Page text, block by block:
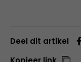
Deel dit artikel